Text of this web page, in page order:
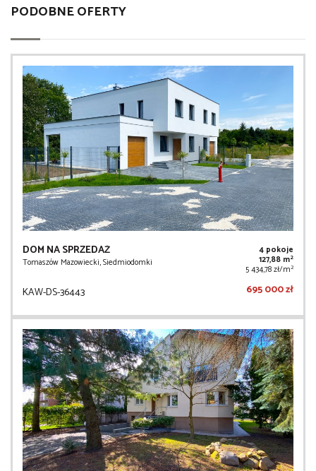
PODOBNE OFERTY
DOM NA SPRZEDAŻ
Tomaszów Mazowiecki, Siedmiodomki
4 pokoje
127,88 m2
5 434,78 zł/m2
KAW-DS-36443 695 000 zł